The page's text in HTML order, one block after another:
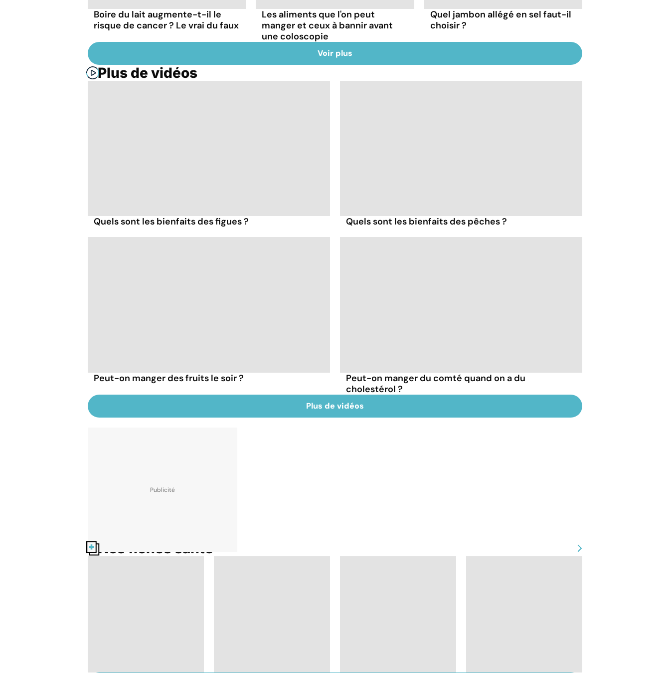
Boire du lait augmente-t-il le
risque de cancer ? Le vrai du faux
Les aliments que l'on peut
manger et ceux à bannir avant
une coloscopie
Quel jambon allégé en sel faut-il
choisir ?
Voir plus
Plus de vidéos
Quels sont les bienfaits des figues ? Quels sont les bienfaits des pêches ?
Peut-on manger des fruits le soir ?
Peut-on manger du comté quand on a du
cholestérol ?
Plus de vidéos
Nos fiches santé